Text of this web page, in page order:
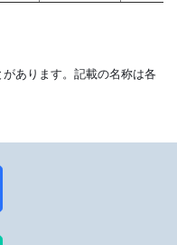
あります。記載の名称は各